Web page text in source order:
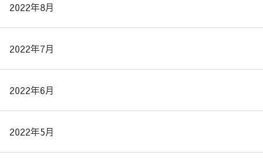
2022年8月
2022年7月
2022年6月
2022年5月